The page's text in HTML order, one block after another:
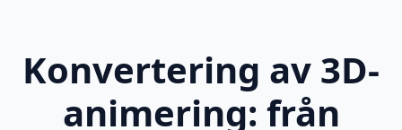
Konvertering av 3D-
animering: från